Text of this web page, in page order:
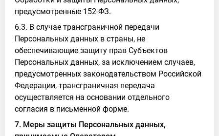
предусмотренные 152-ФЗ.
6.3. В случае трансграничной передачи
Персональных данных в страны, не
обеспечивающие защиту прав Субъектов
Персональных данных, за исключением случаев,
предусмотренных законодательством Российской
Федерации, трансграничная передача
осуществляется на основании отдельного
согласия в письменной форме.
7. Меры защиты Персональных данных,